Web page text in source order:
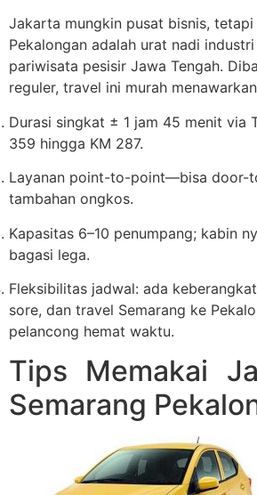
Jakarta mungkin pusat bisnis,
Pekalongan adalah urat nadi
pariwisata pesisir Jawa Tengah.
reguler, travel ini murah
Durasi singkat ± 1 jam 45 menit via
359 hingga KM 287.
Layanan point-to-point—bisa door-
tambahan ongkos.
Kapasitas 6–10 penumpang; kabin
bagasi lega.
Fleksibilitas jadwal: ada
sore, dan travel Semarang ke
pelancong hemat waktu.
Tips Memakai
Semarang